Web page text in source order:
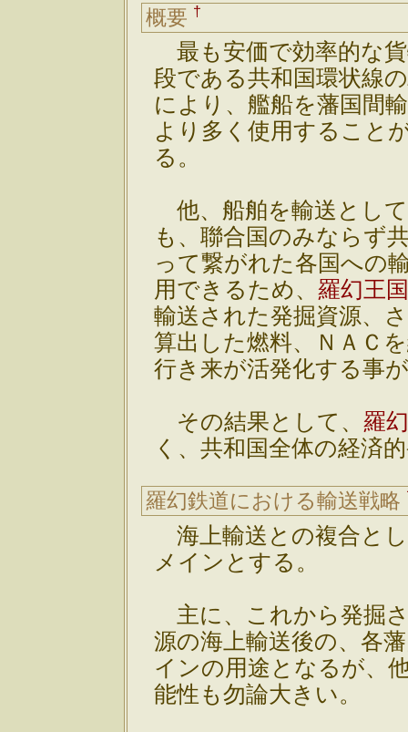
概要 †
最も安価で効率的な
段である共和国環状線
により、艦船を藩国間
より多く使用すること
る。
他、船舶を輸送とし
も、聯合国のみならず
って繋がれた各国への
用できるため、羅幻王
輸送された発掘資源、
算出した燃料、ＮＡＣ
行き来が活発化する事
その結果として、羅
く、共和国全体の経済
羅幻鉄道における輸送戦略
海上輸送との複合と
メインとする。
主に、これから発掘
源の海上輸送後の、各
インの用途となるが、
能性も勿論大きい。